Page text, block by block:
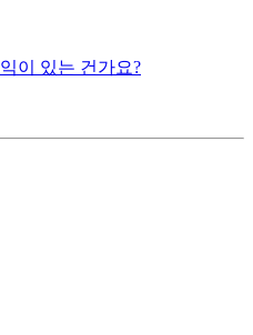
이 있는 건가요?